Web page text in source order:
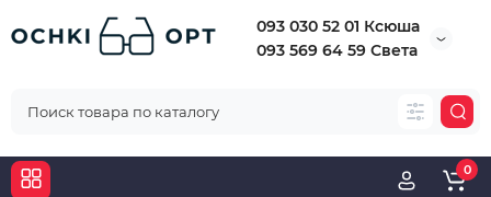
093 030 52 01 Ксюша
093 569 64 59 Света
0